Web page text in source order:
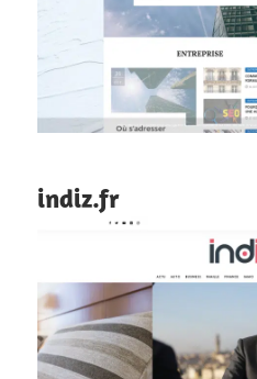
indiz.fr